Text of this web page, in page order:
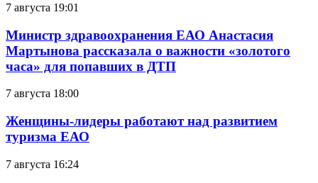
7 августа 19:01
Министр здравоохранения ЕАО Анастасия
Мартынова рассказала о важности «золотого
часа» для попавших в ДТП
7 августа 18:00
Женщины-лидеры работают над развитием
туризма ЕАО
7 августа 16:24